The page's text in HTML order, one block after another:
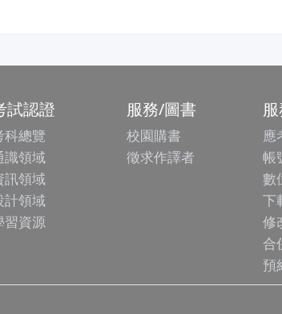
試認證
科總覽
識領域
訊領域
計領域
習資源
服務/圖書
校園購書
徵求作譯者
應
帳
數
下
修
合
預